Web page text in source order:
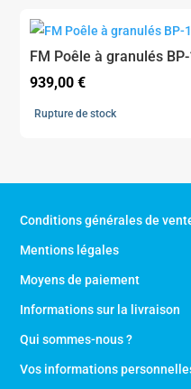
1348,20 €.
FM Poêle à granulés
939,00€
Rupture de stock
Conditions générales de
Mentions légales
Moyens de paiement
Informations sur la livraison
Qui sommes-nous ?
Vos informations